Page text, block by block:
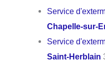
Service
Chapelle-sur-
Service
Saint-Herblain